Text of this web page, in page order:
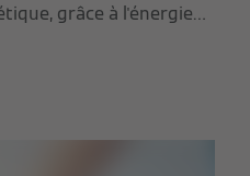
grâce à l'énergie
à chaleur.